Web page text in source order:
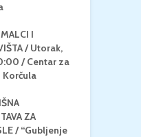
I
/ Utorak,
/ Centar za
Korčula
ZA
/ “Gubljenje